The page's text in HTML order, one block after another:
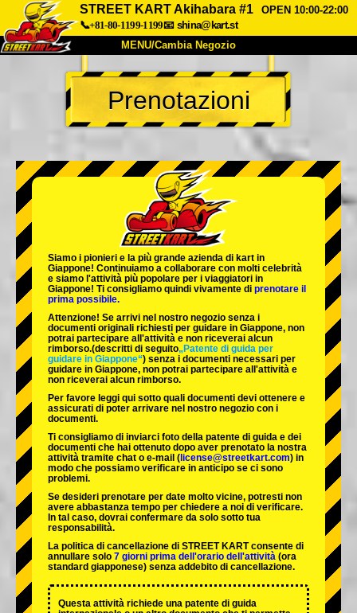
STREET KART Akihabara #1
OPEN 10:00-22:00
📞+81-80-1199-1199📧 shina@kart.st
MENU/Cambia Negozio
INIZIO
Chi Siamo Specifiche Prezzo
Azienda Prenotazioni
Cambia Negozio
Tokyo Shinagawa Tokyo Akihabara#1
Tokyo Akihabara#2
Tokyo Shibuya Annex Tokyo Bay
Tokyo Asakusa Osaka
Okinawa
Prenotazioni
Siamo i pionieri e la più grande azienda di kart in
Giappone! Continuiamo a collaborare con molti celebrità
e siamo l'attività più popolare per i viaggiatori in
Giappone! Ti consigliamo quindi vivamente di prenotare il
prima possibile.
Attenzione! Se arrivi nel nostro negozio senza i
documenti originali richiesti per guidare in Giappone, non
potrai partecipare all'attività e non riceverai alcun
rimborso.(descritti di seguito„Patente di guida per
guidare in Giappone“) senza i documenti necessari per
guidare in Giappone, non potrai partecipare all'attività e
non riceverai alcun rimborso.
Per favore leggi qui sotto quali documenti devi ottenere e
assicurati di poter arrivare nel nostro negozio con i
documenti.
Ti consigliamo di inviarci foto della patente di guida e dei
documenti che hai ottenuto dopo aver prenotato la nostra
attività tramite chat o e-mail ( license@streetkart.com) in
modo che possiamo verificare in anticipo se ci sono
problemi.
Se desideri prenotare per date molto vicine, potresti non
avere abbastanza tempo per chiedere a noi di verificare.
In tal caso, dovrai confermare da solo sotto tua
responsabilità.
La politica di cancellazione di STREET KART consente di
annullare solo 7 giorni prima dell'orario dell'attività (ora
standard giapponese) senza addebito di cancellazione.
Questa attività richiede una patente di guida